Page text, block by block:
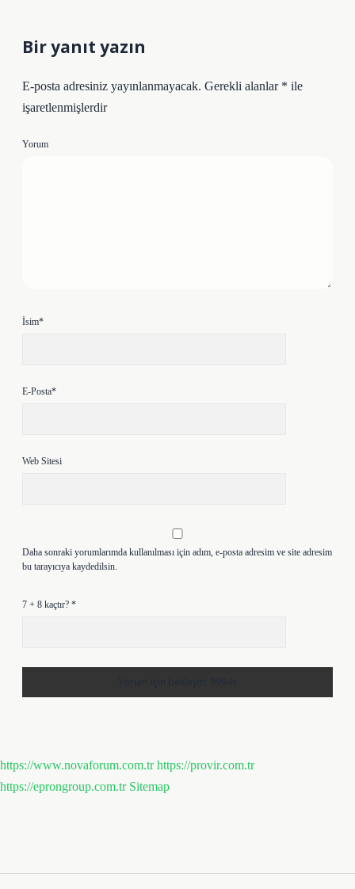
Bir yanıt yazın
E-posta adresiniz yayınlanmayacak. Gerekli alanlar * ile
işaretlenmişlerdir
Yorum
İsim*
E-Posta*
Web Sitesi
Daha sonraki yorumlarımda kullanılması için adım, e-posta adresim ve site adresim
bu tarayıcıya kaydedilsin.
7 + 8 kaçtır? *
https://www.novaforum.com.tr https://provir.com.tr
https://eprongroup.com.tr Sitemap